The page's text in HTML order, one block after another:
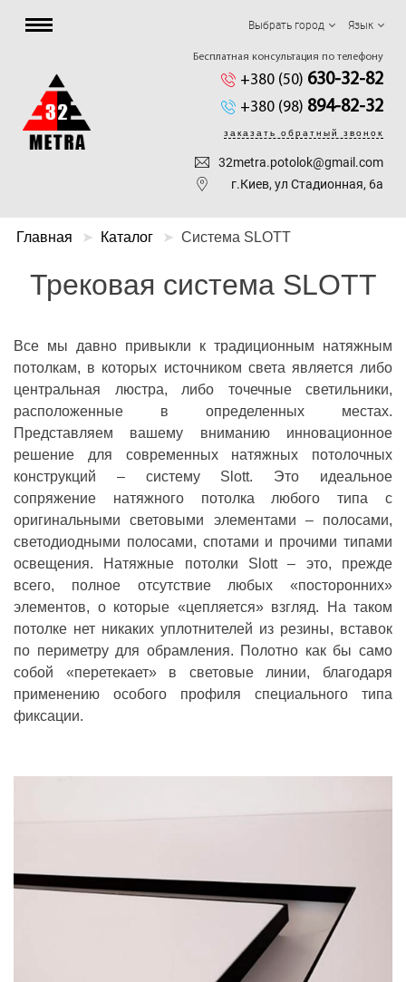
Выбрать город Язык
Бесплатная консультация по телефону
+380 (50) 630-32-82
+380 (98) 894-82-32
заказать обратный звонок
32metra.potolok@gmail.com
г.Киев, ул Стадионная, 6а
Главная Каталог Система SLOTT
Трековая система SLOTT
Все мы давно привыкли к традиционным натяжным
потолкам, в которых источником света является либо
центральная люстра, либо точечные светильники,
расположенные в определенных местах.
Представляем вашему вниманию инновационное
решение для современных натяжных потолочных
конструкций – систему Slott. Это идеальное
сопряжение натяжного потолка любого типа с
оригинальными световыми элементами – полосами,
светодиодными полосами, спотами и прочими типами
освещения. Натяжные потолки Slott – это, прежде
всего, полное отсутствие любых «посторонних»
элементов, о которые «цепляется» взгляд. На таком
потолке нет никаких уплотнителей из резины, вставок
по периметру для обрамления. Полотно как бы само
собой «перетекает» в световые линии, благодаря
применению особого профиля специального типа
фиксации.